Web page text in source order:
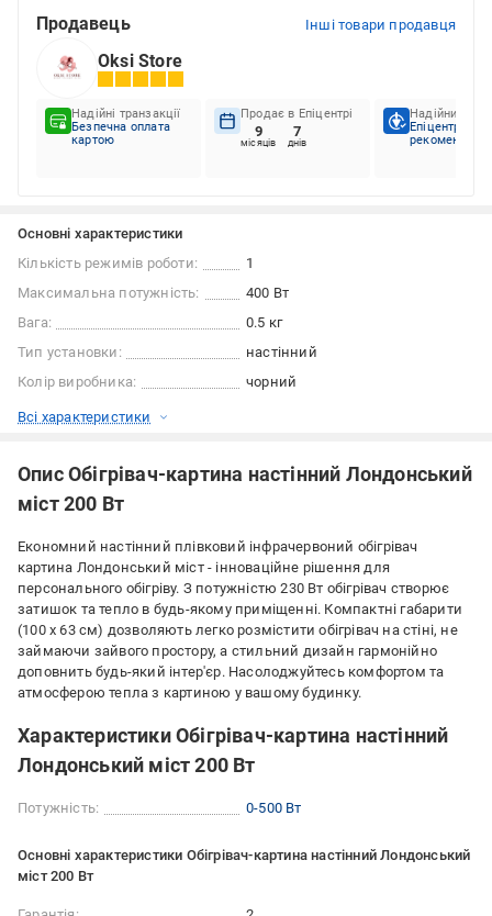
Продавець Інші товари продавця
Oksi Store
Надійні транзакції
Безпечна оплата
картою
Продає в Епіцентрі
9
місяців
7
днів
Надійний
Епіцентр
рекомендує
Основні характеристики
Кількість режимів роботи:
1
Максимальна потужність:
400 Вт
Вага:
0.5 кг
Тип установки:
настінний
Колір виробника:
чорний
Всі характеристики
Опис Обігрівач-картина настінний Лондонський
міст 200 Вт
Економний настінний плівковий інфрачервоний обігрівач
картина Лондонський міст - інноваційне рішення для
персонального обігріву. З потужністю 230 Вт обігрівач створює
затишок та тепло в будь-якому приміщенні. Компактні габарити
(100 х 63 см) дозволяють легко розмістити обігрівач на стіні, не
займаючи зайвого простору, а стильний дизайн гармонійно
доповнить будь-який інтер'єр. Насолоджуйтесь комфортом та
атмосферою тепла з картиною у вашому будинку.
Характеристики Обігрівач-картина настінний
Лондонський міст 200 Вт
Потужність: 0-500 Вт
Основні характеристики Обігрівач-картина настінний Лондонський
міст 200 Вт